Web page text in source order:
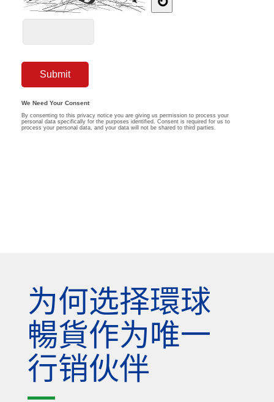
为何选择環球
暢貨作为唯一
行销伙伴